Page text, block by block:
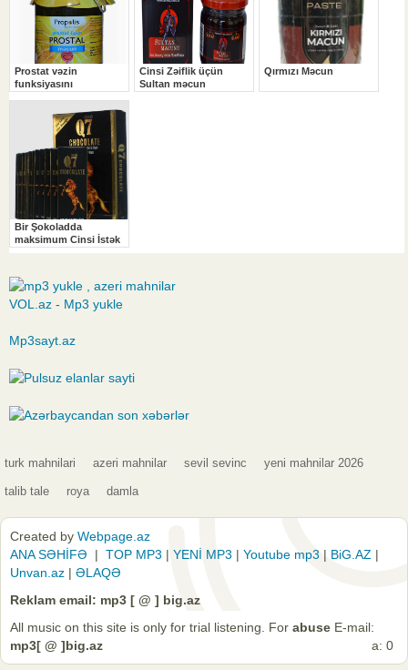
VOL.az - Mp3 yukle
Mp3sayt.az
turk mahnilari azeri mahnilar sevil sevinc yeni mahnilar 2026
talib tale roya damla
Created by Webpage.az
ANA SƏHİFƏ | TOP MP3 | YENİ MP3 | Youtube mp3 | BiG.AZ |
Unvan.az | ƏLAQƏ
Reklam email: mp3 [ @ ] big.az
All music on this site is only for trial listening. For abuse E-mail:
mp3[ @ ]big.az
a: 0